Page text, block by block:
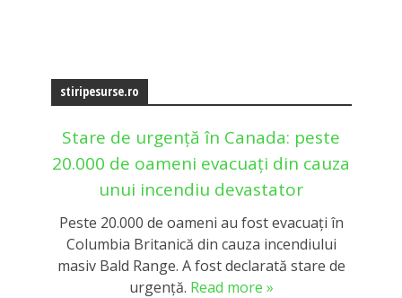
stiripesurse.ro
Stare de urgență în Canada: peste
20.000 de oameni evacuați din cauza
unui incendiu devastator
Peste 20.000 de oameni au fost evacuați în
Columbia Britanică din cauza incendiului
masiv Bald Range. A fost declarată stare de
urgență. Read more »